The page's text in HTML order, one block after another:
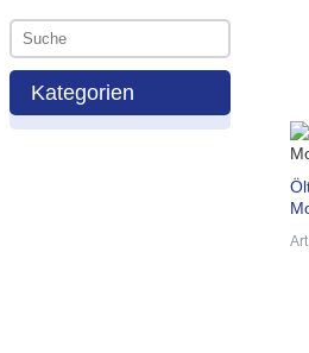
Kategorien